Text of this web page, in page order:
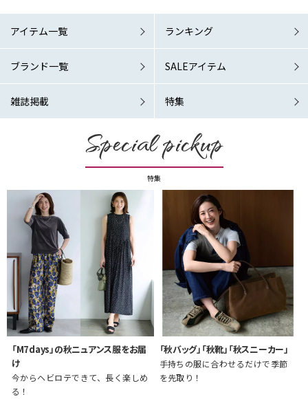
アイテム一覧 ランキング
ブランド一覧 SALEアイテム
雑誌掲載 特集
Special pickup
特集
「M7days」の秋ニュアンス服をお届
け
今からヘビロテできて、長く楽しめ
る！
「秋バッグ」「秋靴」「秋スニーカー」
手持ちの服に合わせるだけで季節
を先取り！